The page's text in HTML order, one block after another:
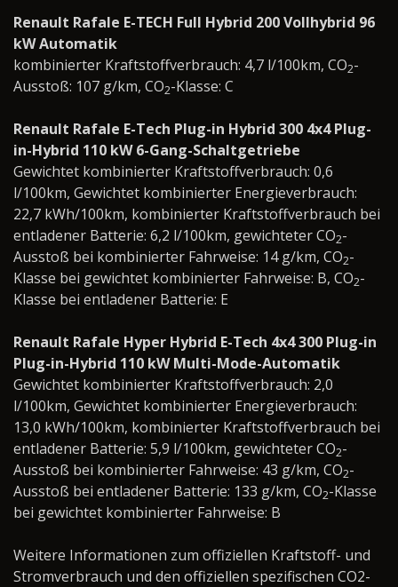
Renault Rafale E-TECH Full Hybrid 200 Vollhybrid 96
kW Automatik
kombinierter Kraftstoffverbrauch: 4,7 l/100km, CO2-
Ausstoß: 107 g/km, CO2-Klasse: C
Renault Rafale E-Tech Plug-in Hybrid 300 4x4 Plug-
in-Hybrid 110 kW 6-Gang-Schaltgetriebe
Gewichtet kombinierter Kraftstoffverbrauch: 0,6
l/100km, Gewichtet kombinierter Energieverbrauch:
22,7 kWh/100km, kombinierter Kraftstoffverbrauch bei
entladener Batterie: 6,2 l/100km, gewichteter CO2-
Ausstoß bei kombinierter Fahrweise: 14 g/km, CO2-
Klasse bei gewichtet kombinierter Fahrweise: B, CO2-
Klasse bei entladener Batterie: E
Renault Rafale Hyper Hybrid E-Tech 4x4 300 Plug-in
Plug-in-Hybrid 110 kW Multi-Mode-Automatik
Gewichtet kombinierter Kraftstoffverbrauch: 2,0
l/100km, Gewichtet kombinierter Energieverbrauch:
13,0 kWh/100km, kombinierter Kraftstoffverbrauch bei
entladener Batterie: 5,9 l/100km, gewichteter CO2-
Ausstoß bei kombinierter Fahrweise: 43 g/km, CO2-
Ausstoß bei entladener Batterie: 133 g/km, CO2-Klasse
bei gewichtet kombinierter Fahrweise: B
Weitere Informationen zum offiziellen Kraftstoff- und
Stromverbrauch und den offiziellen spezifischen CO2-